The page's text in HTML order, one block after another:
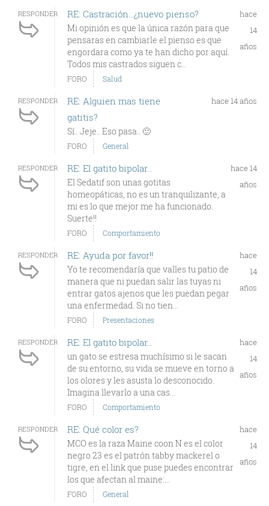
RESPONDER RE: Castración...¿nuevo pienso?
Mi opinión es que la única razón para que
pensaras en cambiarle el pienso es que
engordara como ya te han dicho por aquí.
Todos mis castrados siguen c...
hace
14
años
FORO Salud
RESPONDER
RE: Alguien mas tiene
gatitis?
Sí.. Jeje.. Eso pasa.. 🙂
hace 14 años
FORO General
RESPONDER RE: El gatito bipolar...
El Sedatif son unas gotitas
homeopáticas, no es un tranquilizante, a
mi es lo que mejor me ha funcionado.
Suerte!!
hace 14
años
FORO Comportamiento
RESPONDER RE: Ayuda por favor!!
Yo te recomendaría que valles tu patio de
manera que ni puedan salir las tuyas ni
entrar gatos ajenos que les puedan pegar
una enfermedad. Si no tien...
hace
14
años
FORO Presentaciones
RESPONDER RE: El gatito bipolar...
un gato se estresa muchísimo si le sacan
de su entorno, su vida se mueve en torno a
los olores y les asusta lo desconocido.
Imagina llevarlo a una cas...
hace
14
años
FORO Comportamiento
RESPONDER RE: Qué color es?
MCO es la raza Maine coon N es el color
negro 23 es el patrón tabby mackerel o
tigre, en el link que puse puedes encontrar
los que afectan al maine:...
hace
14
años
FORO General